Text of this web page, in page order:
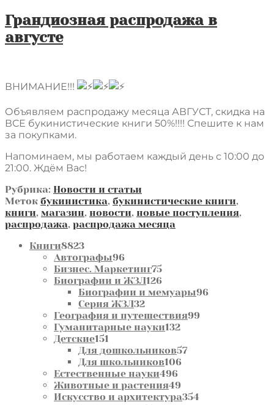
Грандиозная распродажа в
августе
ВНИМАНИЕ!!!
Объявляем распродажу месяца АВГУСТ, скидка на
ВСЕ букинистические книги 50%!!!! Спешите к нам
за покупками.
Напоминаем, мы работаем каждый день с 10:00 до
21:00. Ждём Вас!
Рубрика: Новости и статьи
Меток букинистика, букинистические книги,
книги, магазин, новости, новые поступления,
распродажа, распродажа месяца
Книги88238823
товара
Автографы9696
товаров
Бизнес. Маркетинг7575
товаров
Биографии и ЖЗЛ126126
товаров
Биографии и мемуары9696
Серия ЖЗЛ3232
товара
География и путешествия99
Гуманитарные науки132132
Детские151
товар
Для дошкольников5757
Для школьников106106
Естественные науки496496
товаров
Животные и растения49
товаров
Искусство и архитектура354